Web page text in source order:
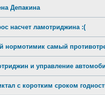
Депакина
насчет ламотриджина :(
нормотимик самый
и управление
с коротким сроком